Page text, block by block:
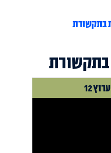
בתקשורת
בתקשורת
12